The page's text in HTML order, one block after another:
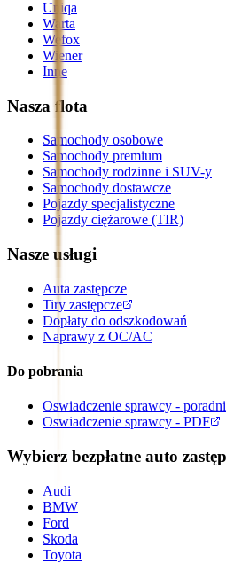
Uniqa
Warta
Wefox
Wiener
Inne
Nasza flota
Samochody osobowe
Samochody premium
Samochody rodzinne i SUV-y
Samochody dostawcze
Pojazdy specjalistyczne
Pojazdy ciężarowe (TIR)
Nasze usługi
Auta zastępcze
Tiry zastępcze
Dopłaty do odszkodowań
Naprawy z OC/AC
Do pobrania
Oswiadczenie sprawcy -
Oswiadczenie sprawcy - PDF
Wybierz bezpłatne auto
Audi
BMW
Ford
Skoda
Toyota